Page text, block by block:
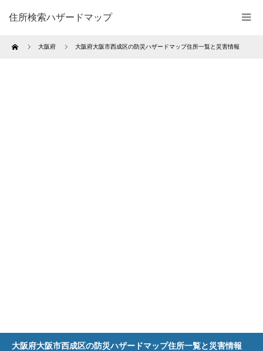
住所検索ハザードマップ
Home 大阪府 大阪府大阪市西成区の防災ハザードマップ住所一覧と災害情報
大阪府大阪市西成区の防災ハザードマップ住所一覧と災害情報